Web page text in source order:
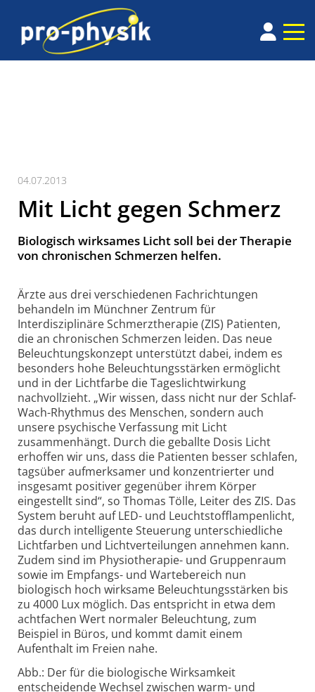
04.07.2013
Mit Licht gegen Schmerz
Biologisch wirksames Licht soll bei der Therapie
von chronischen Schmerzen helfen.
Ärzte aus drei verschiedenen Fachrichtungen
behandeln im Münchner Zentrum für
Interdisziplinäre Schmerztherapie (ZIS) Patienten,
die an chronischen Schmerzen leiden. Das neue
Beleuchtungskonzept unterstützt dabei, indem es
besonders hohe Beleuchtungsstärken ermöglicht
und in der Lichtfarbe die Tageslichtwirkung
nachvollzieht. „Wir wissen, dass nicht nur der Schlaf-
Wach-Rhythmus des Menschen, sondern auch
unsere psychische Verfassung mit Licht
zusammenhängt. Durch die geballte Dosis Licht
erhoffen wir uns, dass die Patienten besser schlafen,
tagsüber aufmerksamer und konzentrierter und
insgesamt positiver gegenüber ihrem Körper
eingestellt sind“, so Thomas Tölle, Leiter des ZIS. Das
System beruht auf LED- und Leuchtstofflampenlicht,
das durch intelligente Steuerung unterschiedliche
Lichtfarben und Lichtverteilungen annehmen kann.
Zudem sind im Physiotherapie- und Gruppenraum
sowie im Empfangs- und Wartebereich nun
biologisch hoch wirksame Beleuchtungsstärken bis
zu 4000 Lux möglich. Das entspricht in etwa dem
achtfachen Wert normaler Beleuchtung, zum
Beispiel in Büros, und kommt damit einem
Aufenthalt im Freien nahe.
Abb.: Der für die biologische Wirksamkeit
entscheidende Wechsel zwischen warm- und